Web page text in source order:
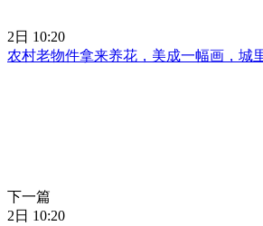
2日 10:20
农村老物件拿来养花，美成一幅画，城
下一篇
2日 10:20